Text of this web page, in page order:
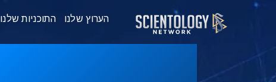
הערוץ שלנו התוכניות שלנו